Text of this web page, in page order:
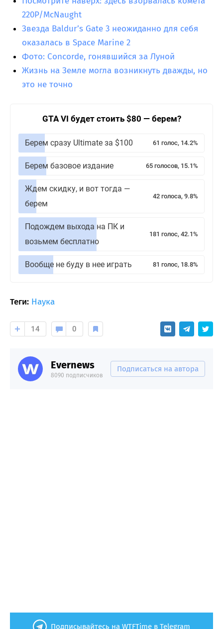
220P/McNaught
Звезда Baldur’s Gate 3 неожиданно для себя
оказалась в Space Marine 2
Фото: Concorde, гонявшийся за Луной
Жизнь на Земле могла возникнуть дважды, но
это не точно
GTA VI будет стоить $80 — берем?
Берем сразу Ultimate за $100 61 голос, 14.2%
Берем базовое издание 65 голосов, 15.1%
Ждем скидку, и вот тогда —
берем
42 голоса, 9.8%
Подождем выхода на ПК и
возьмем бесплатно
181 голос, 42.1%
Вообще не буду в нее играть 81 голос, 18.8%
Теги: Наука
14 0
Evernews
8090 подписчиков
Подписаться на автора
Подписывайтесь на WTFTime в Telegram